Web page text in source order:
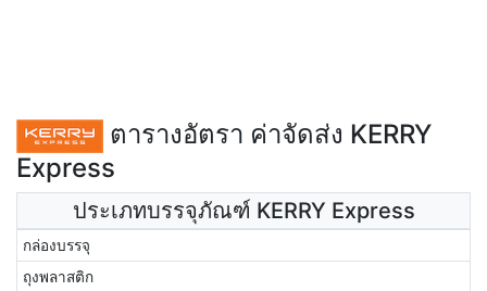
ตารางอัตรา ค่าจัดส่ง KERRY
Express
ประเภทบรรจุภัณฑ์ KERRY Express
กล่องบรรจุ
ถุงพลาสติก